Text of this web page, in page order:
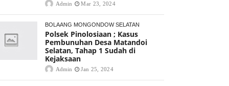
Admin Mar 23, 2024
BOLAANG MONGONDOW SELATAN
Polsek Pinolosiaan ; Kasus
Pembunuhan Desa Matandoi
Selatan, Tahap 1 Sudah di
Kejaksaan
Admin Jan 25, 2024